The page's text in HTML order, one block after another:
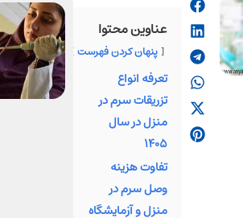
عناوین محتوا
پنهان کردن فهرست
تعرفه انواع
تزریقات سرم در
منزل در سال
1405
تفاوت هزینه
وصل سرم در
منزل و آزمایشگاه